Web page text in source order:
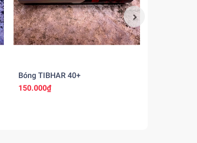
Bóng TIBHAR 40+
150.000₫